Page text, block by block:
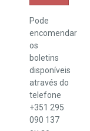
Pode
encomendar
os
boletins
disponíveis
através do
telefone
+351 295
090 137